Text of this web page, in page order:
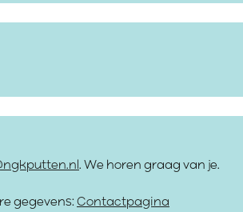
. We horen graag van je.
gegevens: Contactpagina